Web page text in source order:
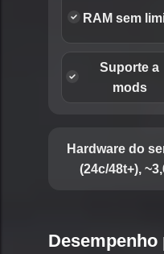
RAM sem
Suporte a
mods
Hardware do
(24c/48t+),